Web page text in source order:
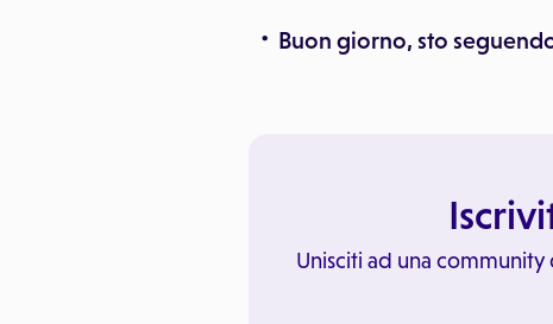
Buon giorno, sto
Unisciti ad una